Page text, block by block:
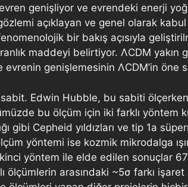
genişliyor ve evrendeki enerji
açıklayan ve genel olarak
bir bakış açısıyla
maddeyi belirtiyor. ΛCDM
genişlemesinin ΛCDM’in
Edwin Hubble, bu sabiti ölçerken
bu ölçüm için iki farklı
gibi Cepheid yıldızları ve tip 1a
yöntemi ise kozmik mikrodalga
yöntem ile elde edilen sonuçlar
ölçümlerin arasındaki ~5σ farkı